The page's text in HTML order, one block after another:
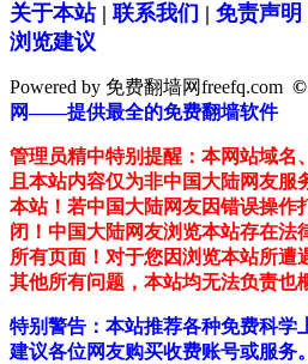
关于本站| 联系我们 | 免责声明
浏览建议
Powered by 免费翻墙网freefq.com ©
网——提供最全的免费翻墙软件
管理员精中特别提醒：本网站域名
且本站内容仅为非中国大陆网友服
本站！若中国大陆网友因错误操作
闭！中国大陆网友浏览本站存在法
所有页面！对于您因浏览本站所遭
其他所有问题，本站均无法负责也
特别警告：本站推荐各种免费科学
建议各位网友购买收费账号或服务